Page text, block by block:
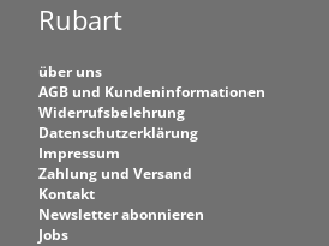
Rubart
über uns
AGB und Kundeninformationen
Widerrufsbelehrung
Datenschutzerklärung
Impressum
Zahlung und Versand
Kontakt
Newsletter abonnieren
Jobs